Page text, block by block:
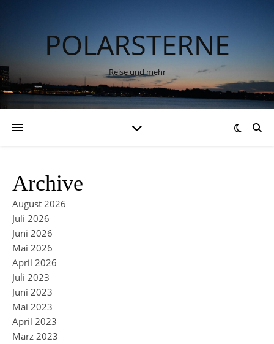
POLARSTERNE
Reise und mehr
Archive
August 2026
Juli 2026
Juni 2026
Mai 2026
April 2026
Juli 2023
Juni 2023
Mai 2023
April 2023
März 2023